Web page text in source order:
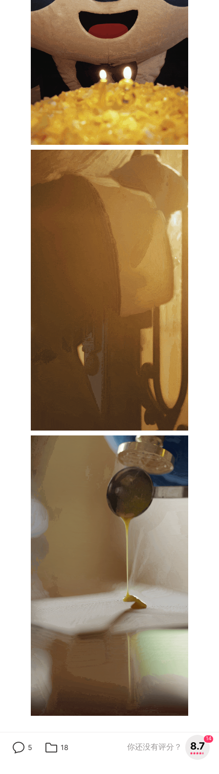
把品牌单方面的周年庆变成行业层面的集体社交
事件，高效夯实茶少顶流的IP人设，实现口碑、
5 18 你还没有评分？ 8.7
14